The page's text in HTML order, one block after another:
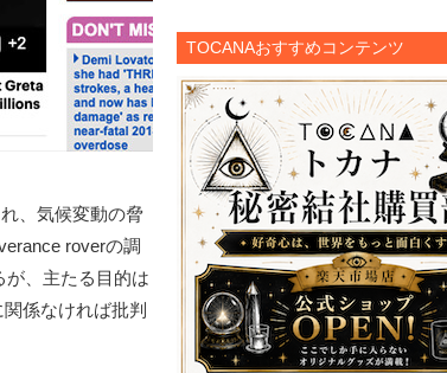
、気候変動の脅
roverの調
が、主たる目的は
係なければ批判
TOCANAおすすめコンテンツ